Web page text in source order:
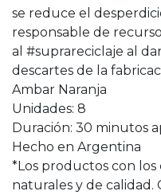
se reduce el
responsable de
al #suprareciclaje al
descartes de la
Ambar Naranja
Unidades: 8
Duración: 30 minutos
Hecho en Argentina
*Los productos con los
naturales y de calidad.